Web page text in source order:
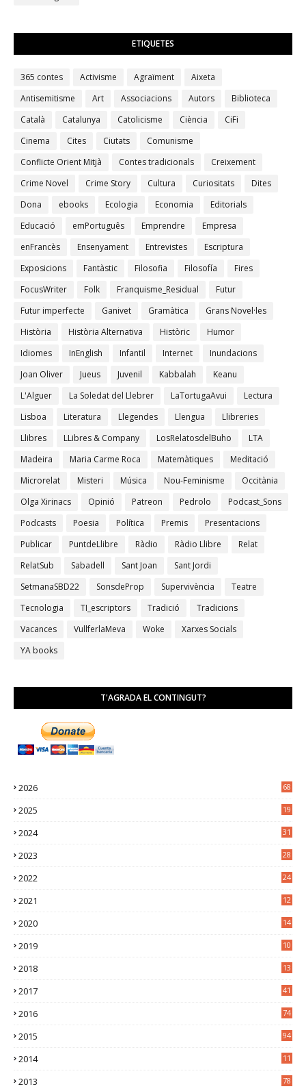
ETIQUETES
365 contes Activisme Agraïment
Aixeta
Antisemitisme
Art Associacions Autors
Biblioteca
Català
Catalunya Catolicisme Ciència
CiFi
Cinema
Cites Ciutats
Comunisme
Conflicte Orient Mitjà
Contes tradicionals
Creixement
Crime Novel
Crime Story Cultura Curiositats
Dites
Dona
ebooks Ecologia Economia
Editorials
Educació
emPortuguês Emprendre
Empresa
enFrancès
Ensenyament Entrevistes
Escriptura
Exposicions
Fantàstic Filosofia Filosofía
Fires
FocusWriter
Folk Franquisme_Residual
Futur
Futur imperfecte
Ganivet Gramàtica
Grans Novel·les
Història
Història Alternativa Històric
Humor
Idiomes
InEnglish Infantil Internet
Inundacions
Joan Oliver
Jueus Juvenil Kabbalah
Keanu
L'Alguer
La Soledat del Llebrer LaTortugaAvui
Lectura
Lisboa
Literatura Llegendes Llengua
Llibreries
Llibres
LLibres & Company LosRelatosdelBuho
LTA
Madeira
Maria Carme Roca Matemàtiques
Meditació
Microrelat
Misteri Música Nou-Feminisme
Occitània
Olga Xirinacs
Opinió Patreon Pedrolo
Podcast_Sons
Podcasts
Poesia Política Premis
Presentacions
Publicar
PuntdeLlibre Ràdio Ràdio Llibre
Relat
RelatSub
Sabadell Sant Joan
Sant Jordi
SetmanaSBD22
SonsdeProp Supervivència
Teatre
Tecnologia
TI_escriptors Tradició
Tradicions
Vacances
VullferlaMeva Woke
Xarxes Socials
YA books
T'AGRADA EL CONTINGUT?
2026 68
2025
19
2024
31
2023
28
2022
24
2021
12
2020
14
2019
10
2018
13
2017 41
2016 74
2015 94
2014
11
2013 78